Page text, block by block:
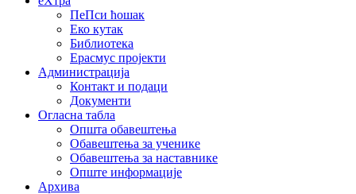
ПеПси ћошак
Еко кутак
Библиотека
Ерасмус пројекти
Администрација
Контакт и подаци
Документи
Огласна табла
Општа обавештења
Обавештења за ученике
Обавештења за наставнике
Опште информације
Архива